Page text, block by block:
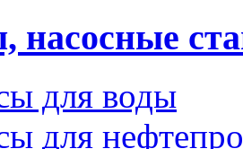
насосные
для воды
для